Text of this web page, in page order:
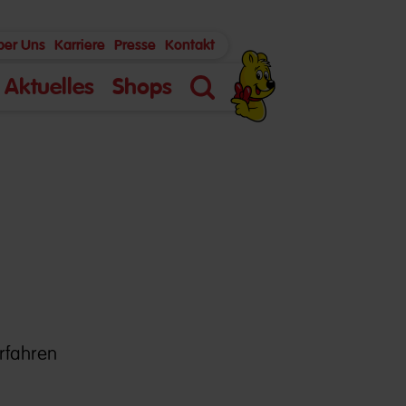
Aktuelles Shops
Suche
Uns Karriere Presse Kontakt